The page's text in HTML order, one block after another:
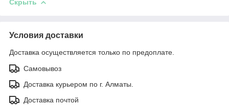
Скрыть
Условия доставки
Доставка осуществляется только по предоплате.
Самовывоз
Доставка курьером по г. Алматы.
Доставка почтой